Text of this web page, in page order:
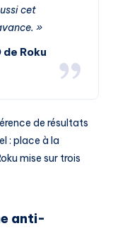
cet
»
Roku
de résultats
: place à la
mise sur trois
anti-